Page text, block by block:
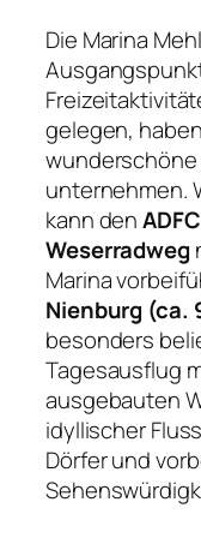
Die Marina
gelegen,
unternehmen.
kann den
Weserradweg
Marina
Nienburg (ca.
besonders
Tagesausflug
ausgebauten
idyllischer
Dörfer und